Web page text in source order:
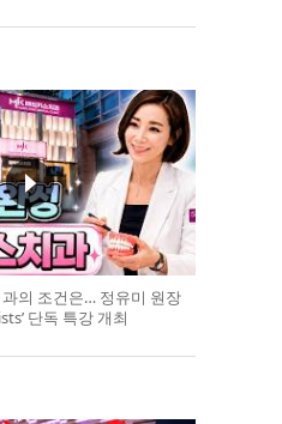
의 조건은… 정유미 원장
단독 특강 개최